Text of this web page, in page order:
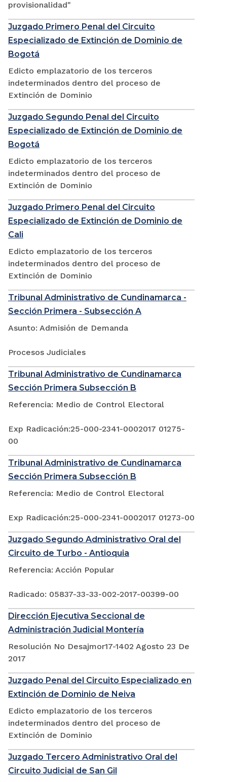
provisionalidad"
Juzgado Primero Penal del Circuito
Especializado de Extinción de Dominio de
Bogotá
Edicto emplazatorio de los terceros
indeterminados dentro del proceso de
Extinción de Dominio
Juzgado Segundo Penal del Circuito
Especializado de Extinción de Dominio de
Bogotá
Edicto emplazatorio de los terceros
indeterminados dentro del proceso de
Extinción de Dominio
Juzgado Primero Penal del Circuito
Especializado de Extinción de Dominio de
Cali
Edicto emplazatorio de los terceros
indeterminados dentro del proceso de
Extinción de Dominio
Tribunal Administrativo de Cundinamarca -
Sección Primera - Subsección A
Asunto: Admisión de Demanda
Procesos Judiciales
Tribunal Administrativo de Cundinamarca
Sección Primera Subsección B
Referencia: Medio de Control Electoral
Exp Radicación:25-000-2341-0002017 01275-
00
Tribunal Administrativo de Cundinamarca
Sección Primera Subsección B
Referencia: Medio de Control Electoral
Exp Radicación:25-000-2341-0002017 01273-00
Juzgado Segundo Administrativo Oral del
Circuito de Turbo - Antioquia
Referencia: Acción Popular
Radicado: 05837-33-33-002-2017-00399-00
Dirección Ejecutiva Seccional de
Administración Judicial Montería
Resolución No Desajmor17-1402 Agosto 23 De
2017
Juzgado Penal del Circuito Especializado en
Extinción de Dominio de Neiva
Edicto emplazatorio de los terceros
indeterminados dentro del proceso de
Extinción de Dominio
Juzgado Tercero Administrativo Oral del
Circuito Judicial de San Gil